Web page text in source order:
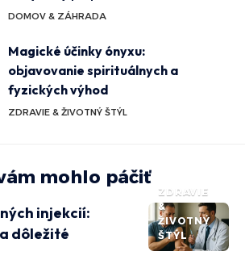
DOMOV & ZÁHRADA
Magické účinky ónyxu:
objavovanie spirituálnych a
fyzických výhod
ZDRAVIE & ŽIVOTNÝ ŠTÝL
mohlo páčiť
ZDRAVIE
&
ŽIVOTNÝ
ŠTÝL
injekcií:
dôležité